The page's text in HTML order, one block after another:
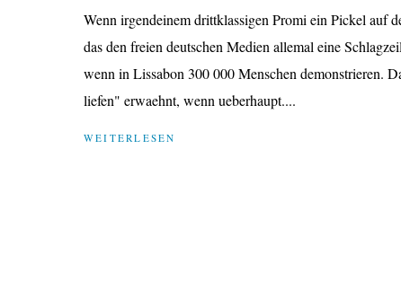
Wenn irgendeinem drittklassigen Promi ein Pickel auf
das den freien deutschen Medien allemal eine
wenn in Lissabon 300 000 Menschen demonstrieren.
liefen" erwaehnt, wenn ueberhaupt....
WEITERLESEN